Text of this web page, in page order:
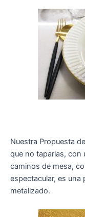
Nuestra Propuesta
que no taparlas, con
caminos de mesa,
espectacular, es una
metalizado.